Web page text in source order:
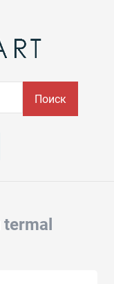
Поиск
termal